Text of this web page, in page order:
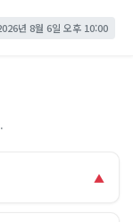
년 8월 6일 오후 10:00
▲